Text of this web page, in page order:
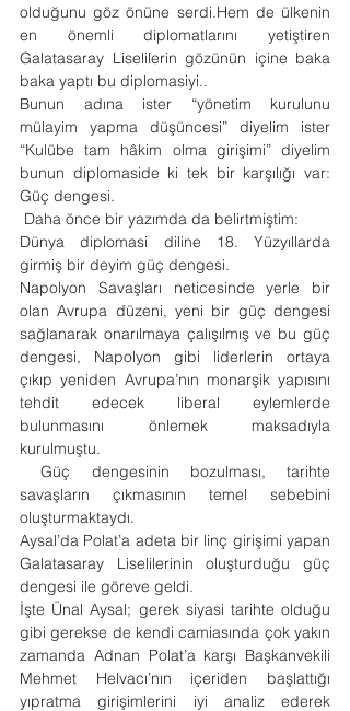
olduğunu göz önüne serdi.Hem de ülkenin
en önemli diplomatlarını yetiştiren
Galatasaray Liselilerin gözünün içine baka
baka yaptı bu diplomasiyi..
Bunun adına ister “yönetim kurulunu
mülayim yapma düşüncesi” diyelim ister
“Kulübe tam hâkim olma girişimi” diyelim
bunun diplomaside ki tek bir karşılığı var:
Güç dengesi.
Daha önce bir yazımda da belirtmiştim:
Dünya diplomasi diline 18. Yüzyıllarda
girmiş bir deyim güç dengesi.
Napolyon Savaşları neticesinde yerle bir
olan Avrupa düzeni, yeni bir güç dengesi
sağlanarak onarılmaya çalışılmış ve bu güç
dengesi, Napolyon gibi liderlerin ortaya
çıkıp yeniden Avrupa’nın monarşik yapısını
tehdit edecek liberal eylemlerde
bulunmasını önlemek maksadıyla
kurulmuştu.
Güç dengesinin bozulması, tarihte
savaşların çıkmasının temel sebebini
oluşturmaktaydı.
Aysal’da Polat’a adeta bir linç girişimi yapan
Galatasaray Liselilerinin oluşturduğu güç
dengesi ile göreve geldi.
İşte Ünal Aysal; gerek siyasi tarihte olduğu
gibi gerekse de kendi camiasında çok yakın
zamanda Adnan Polat’a karşı Başkanvekili
Mehmet Helvacı’nın içeriden başlattığı
yıpratma girişimlerini iyi analiz ederek